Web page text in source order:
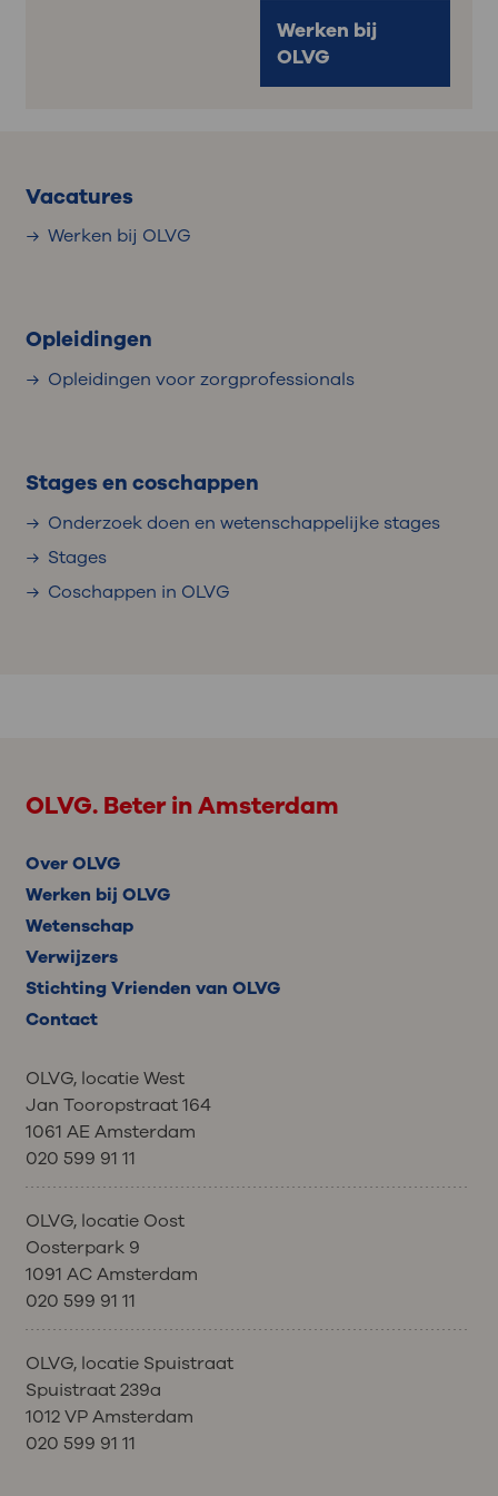
Werken bij
OLVG
Vacatures
Werken bij OLVG
Opleidingen
Opleidingen voor zorgprofessionals
Stages en coschappen
Onderzoek doen en wetenschappelijke stages
Stages
Coschappen in OLVG
OLVG. Beter in Amsterdam
Over OLVG
Werken bij OLVG
Wetenschap
Verwijzers
Stichting Vrienden van OLVG
Contact
OLVG, locatie West
Jan Tooropstraat 164
1061 AE Amsterdam
020 599 91 11
OLVG, locatie Oost
Oosterpark 9
1091 AC Amsterdam
020 599 91 11
OLVG, locatie Spuistraat
Spuistraat 239a
1012 VP Amsterdam
020 599 91 11